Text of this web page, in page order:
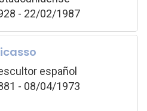
- 22/02/1987
español
- 08/04/1973